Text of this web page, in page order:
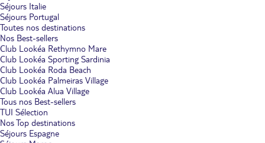
Séjours Italie
Séjours Portugal
Toutes nos destinations
Nos Best-sellers
Club Lookéa Rethymno Mare
Club Lookéa Sporting Sardinia
Club Lookéa Roda Beach
Club Lookéa Palmeiras Village
Club Lookéa Alua Village
Tous nos Best-sellers
TUI Sélection
Nos Top destinations
Séjours Espagne